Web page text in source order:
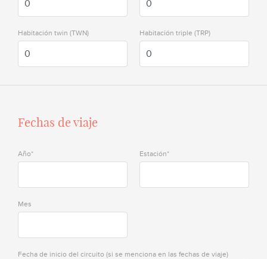
Habitación twin (TWN) Habitación triple (TRP)
Fechas de viaje
Año* Estación*
Mes
Fecha de inicio del circuito (si se menciona en las fechas de viaje)